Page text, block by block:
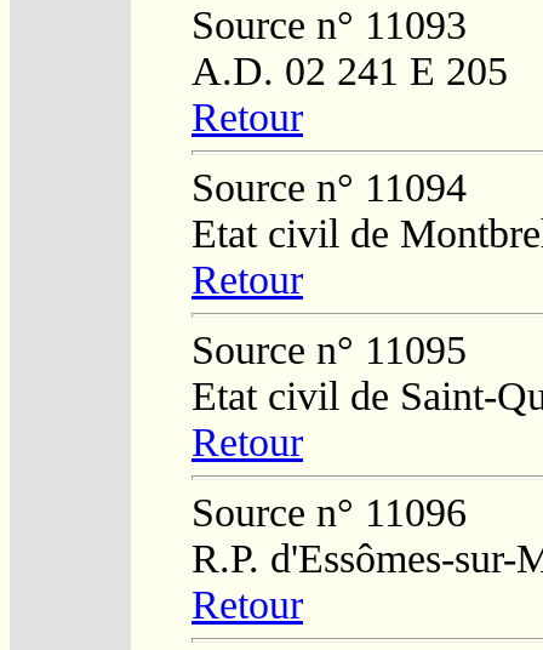
Source n° 11093
A.D. 02 241 E 205
Retour
Source n° 11094
Etat civil de
Retour
Source n° 11095
Etat civil de Saint-
Retour
Source n° 11096
R.P. d'Essômes-sur-
Retour